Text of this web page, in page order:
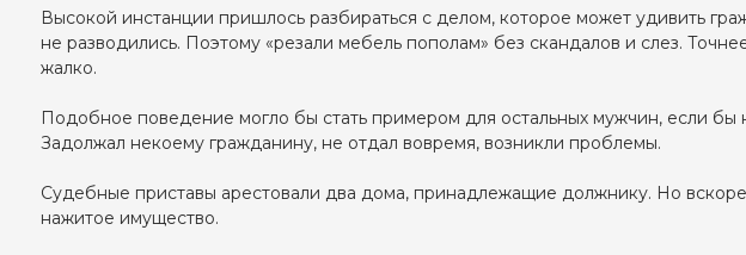
Высокой инстанции пришлось разбираться с делом, которое может удивить
не разводились. Поэтому «резали мебель пополам» без скандалов и слез.
жалко.
Подобное поведение могло бы стать примером для остальных мужчин, если
Задолжал некоему гражданину, не отдал вовремя, возникли проблемы.
Судебные приставы арестовали два дома, принадлежащие должнику. Но
нажитое имущество.